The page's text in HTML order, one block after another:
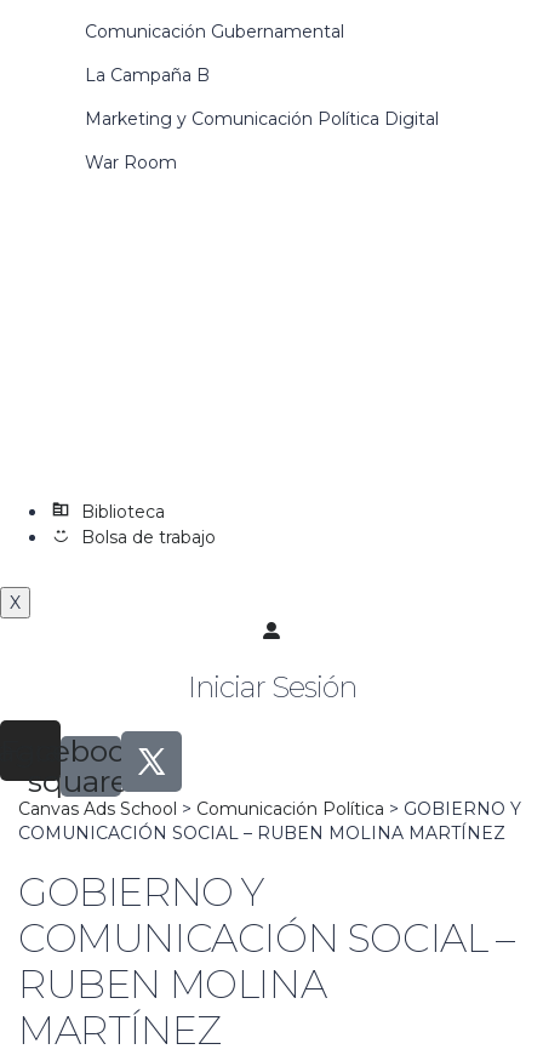
Comunicación Gubernamental
La Campaña B
Marketing y Comunicación Política Digital
War Room
Biblioteca
Bolsa de trabajo
X
Iniciar Sesión
Facebook-
square
Canvas Ads School > Comunicación Política > GOBIERNO Y
COMUNICACIÓN SOCIAL – RUBEN MOLINA MARTÍNEZ
GOBIERNO Y
COMUNICACIÓN SOCIAL –
RUBEN MOLINA
MARTÍNEZ